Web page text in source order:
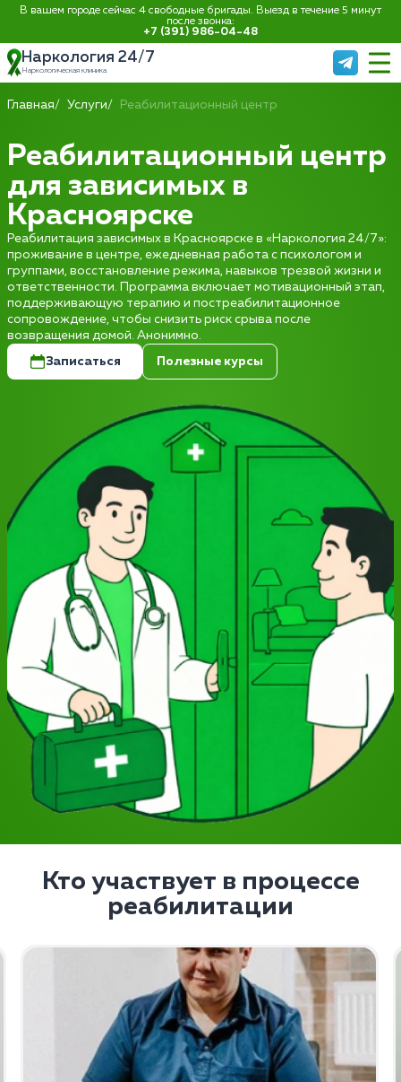
В вашем городе сейчас 4 свободные бригады. Выезд в течение 5 минут
после звонка:
+7 (391) 986-04-48
Наркология 24/7
Наркологическая клиника
Главная Услуги Реабилитационный центр
Реабилитационный центр
для зависимых в
Красноярске
Реабилитация зависимых в Красноярске в «Наркология 24/7»:
проживание в центре, ежедневная работа с психологом и
группами, восстановление режима, навыков трезвой жизни и
ответственности. Программа включает мотивационный этап,
поддерживающую терапию и постреабилитационное
сопровождение, чтобы снизить риск срыва после
возвращения домой. Анонимно.
Записаться Полезные курсы
Кто участвует в процессе
реабилитации